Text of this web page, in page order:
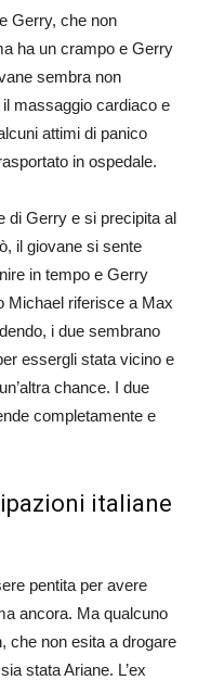
Gerry, che non
ha un crampo e Gerry
sembra non
massaggio cardiaco e
attimi di panico
in ospedale.
di Gerry e si precipita al
il giovane si sente
in tempo e Gerry
Michael riferisce a Max
i due sembrano
essergli stata vicino e
chance. I due
completamente e
italiane
pentita per avere
ancora. Ma qualcuno
che non esita a drogare
stata Ariane. L’ex